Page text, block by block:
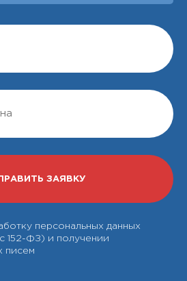
персональных данных
152-ФЗ) и получении
писем